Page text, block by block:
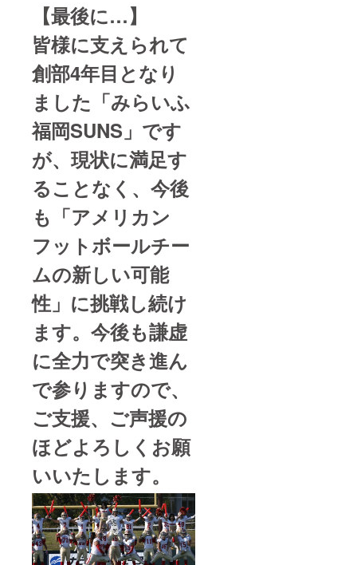
【最後に…】
皆様に支えられて
創部4年目となり
ました「みらいふ
福岡SUNS」です
が、現状に満足す
ることなく、今後
も 「アメリカン
フットボールチー
ムの新しい可能
性」 に挑戦し続け
ます。今後も謙虚
に全力で突き進ん
で参りますので、
ご支援、ご声援の
ほどよろしくお願
いいたします。